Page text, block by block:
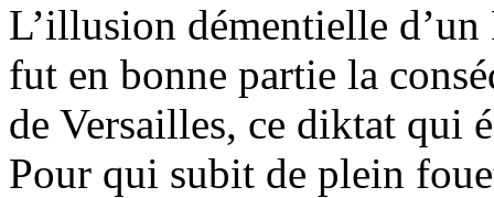
L’illusion démentielle
fut en bonne partie la
de Versailles, ce diktat qui
Pour qui subit de plein